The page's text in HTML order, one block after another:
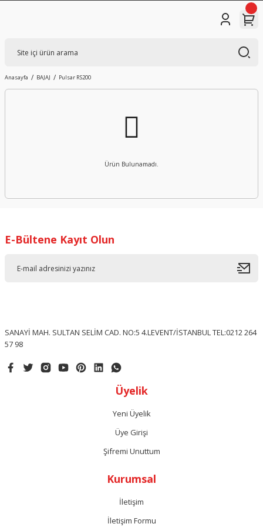
Anasayfa BAJAJ Pulsar RS200
Ürün Bulunamadı.
E-Bültene Kayıt Olun
SANAYİ MAH. SULTAN SELİM CAD. NO:5 4.LEVENT/İSTANBUL TEL:0212 264
57 98
Üyelik
Yeni Üyelik
Üye Girişi
Şifremi Unuttum
Kurumsal
İletişim
İletişim Formu